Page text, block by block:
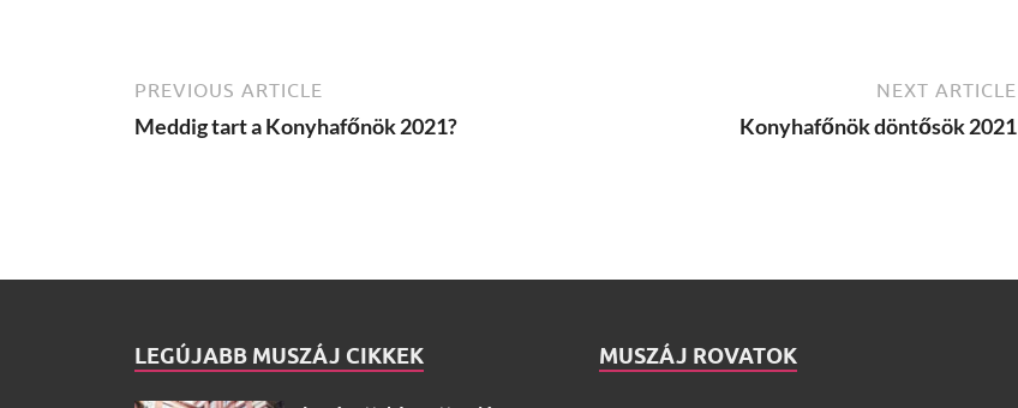
PREVIOUS ARTICLE
Meddig tart a Konyhafőnök 2021?
NEXT ARTICLE
Konyhafőnök döntősök 2021
LEGÚJABB MUSZÁJ CIKKEK MUSZÁJ ROVATOK